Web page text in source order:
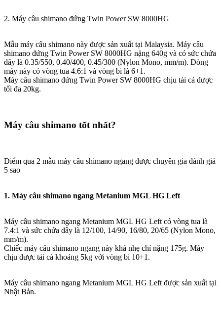
2. Máy câu shimano đứng Twin Power SW 8000HG
Mẫu máy câu shimano này được sản xuất tại Malaysia. Máy câu
shimano đứng Twin Power SW 8000HG nặng 640g và có sức chứa
dây là 0.35/550, 0.40/400, 0.45/300 (Nylon Mono, mm/m). Dòng
máy này có vòng tua 4.6:1 và vòng bi là 6+1.
Máy câu shimano đứng Twin Power SW 8000HG chịu tải cá được
tối đa 20kg.
Máy câu shimano tốt nhất?
Điểm qua 2 mẫu máy câu shimano ngang được chuyên gia đánh giá
5 sao
1. Máy câu shimano ngang Metanium MGL HG Left
Máy câu shimano ngang Metanium MGL HG Left có vòng tua là
7.4:1 và sức chứa dây là 12/100, 14/90, 16/80, 20/65 (Nylon Mono,
mm/m).
Chiếc máy câu shimano ngang này khá nhẹ chỉ nặng 175g. Máy
chịu được tải cá khoảng 5kg với vòng bi 10+1.
Máy câu shimano ngang Metanium MGL HG Left được sản xuất tại
Nhật Bản.